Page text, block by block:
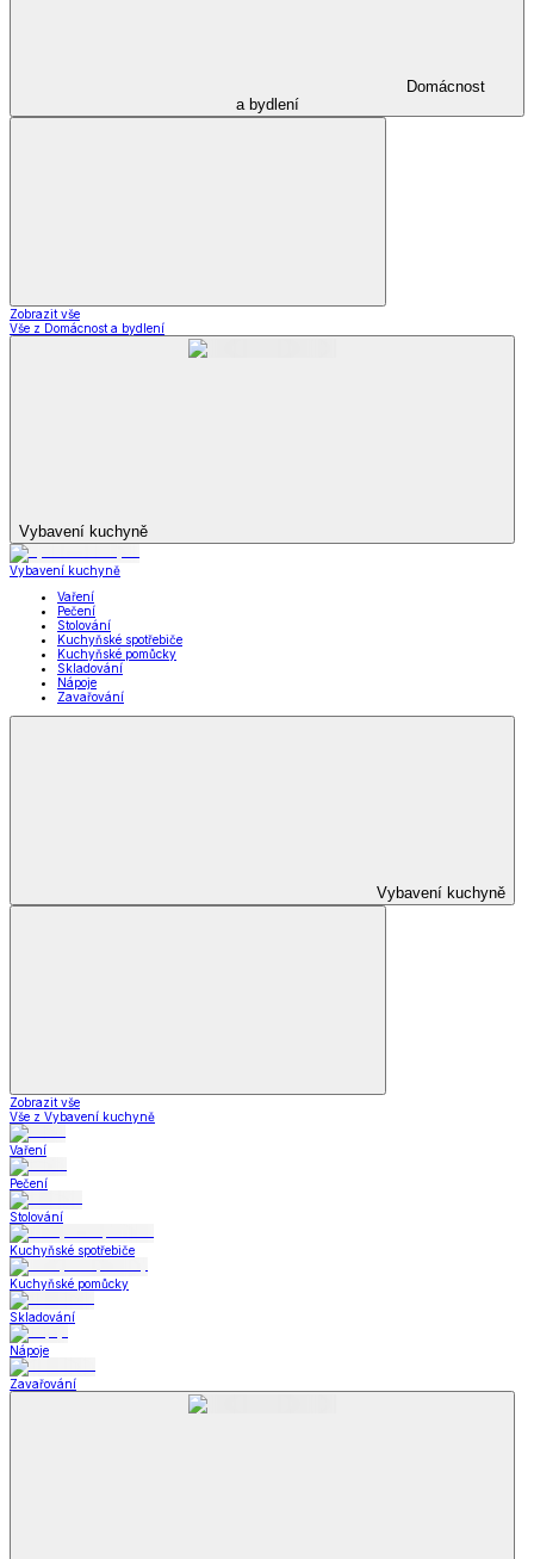
Domácnost
a bydlení
Zobrazit vše
Vše z Domácnost a bydlení
Vybavení kuchyně
Vybavení kuchyně
Vaření
Pečení
Stolování
Kuchyňské spotřebiče
Kuchyňské pomůcky
Skladování
Nápoje
Zavařování
Vybavení kuchyně
Zobrazit vše
Vše z Vybavení kuchyně
Vaření
Pečení
Stolování
Kuchyňské spotřebiče
Kuchyňské pomůcky
Skladování
Nápoje
Zavařování